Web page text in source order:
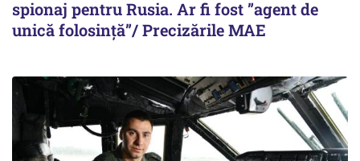
spionaj pentru Rusia. Ar fi fost ”agent de
unică folosință”/ Precizările MAE